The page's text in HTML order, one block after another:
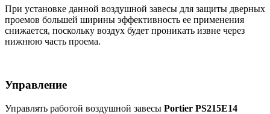
При установке данной воздушной завесы для защиты дверных
проемов большей ширины эффективность ее применения
снижается, поскольку воздух будет проникать извне через
нижнюю часть проема.
Управление
Управлять работой воздушной завесы Portier PS215E14